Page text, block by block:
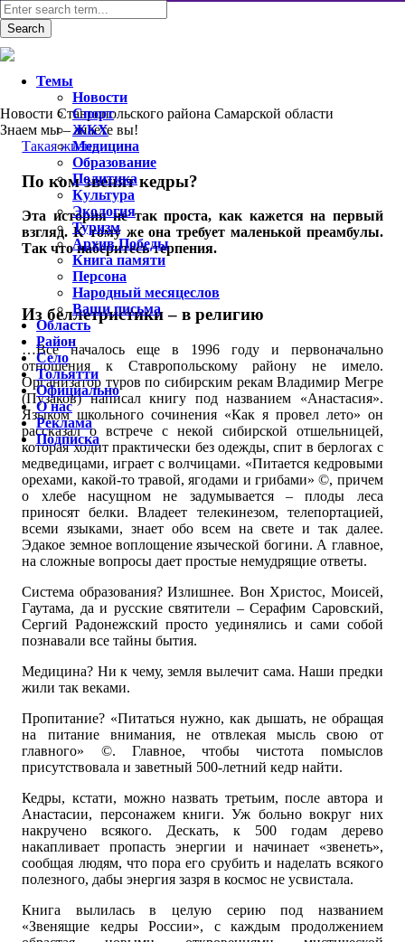
Новости Ставропольского района Самарской области
Знаем мы – знаете вы!
Такая жизнь
По ком звенят кедры?
Эта история не так проста, как кажется на первый
взгляд. К тому же она требует маленькой преамбулы.
Так что наберитесь терпения.
Из беллетристики – в религию
…Всё началось еще в 1996 году и первоначально
отношения к Ставропольскому району не имело.
Организатор туров по сибирским рекам Владимир Мегре
(Пузаков) написал книгу под названием «Анастасия».
Языком школьного сочинения «Как я провел лето» он
рассказал о встрече с некой сибирской отшельницей,
которая ходит практически без одежды, спит в берлогах с
медведицами, играет с волчицами. «Питается кедровыми
орехами, какой-то травой, ягодами и грибами» ©, причем
о хлебе насущном не задумывается – плоды леса
приносят белки. Владеет телекинезом, телепортацией,
всеми языками, знает обо всем на свете и так далее.
Эдакое земное воплощение языческой богини. А главное,
на сложные вопросы дает простые немудрящие ответы.
Система образования? Излишнее. Вон Христос, Моисей,
Гаутама, да и русские святители – Серафим Саровский,
Сергий Радонежский просто уединялись и сами собой
познавали все тайны бытия.
Медицина? Ни к чему, земля вылечит сама. Наши предки
жили так веками.
Пропитание? «Питаться нужно, как дышать, не обращая
на питание внимания, не отвлекая мысль свою от
главного» ©. Главное, чтобы чистота помыслов
присутствовала и заветный 500-летний кедр найти.
Кедры, кстати, можно назвать третьим, после автора и
Анастасии, персонажем книги. Уж больно вокруг них
накручено всякого. Дескать, к 500 годам дерево
накапливает пропасть энергии и начинает «звенеть»,
сообщая людям, что пора его срубить и наделать всякого
полезного, дабы энергия зазря в космос не усвистала.
Книга вылилась в целую серию под названием
«Звенящие кедры России», с каждым продолжением
Темы
Новости
Спорт
ЖКХ
Медицина
Образование
Политика
Культура
Экология
Туризм
Архив Победы
Книга памяти
Персона
Народный месяцеслов
Ваши письма
Область
Район
Село
Тольятти
Официально
О нас
Реклама
Подписка